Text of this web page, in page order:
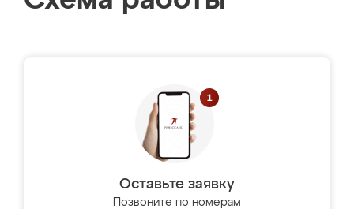
Оставьте заявку
Позвоните по номерам